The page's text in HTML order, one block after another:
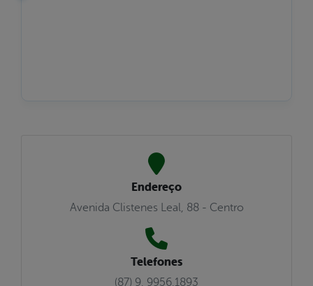
Endereço
Avenida Clistenes Leal, 88 - Centro
Telefones
(87) 9. 9956.1893